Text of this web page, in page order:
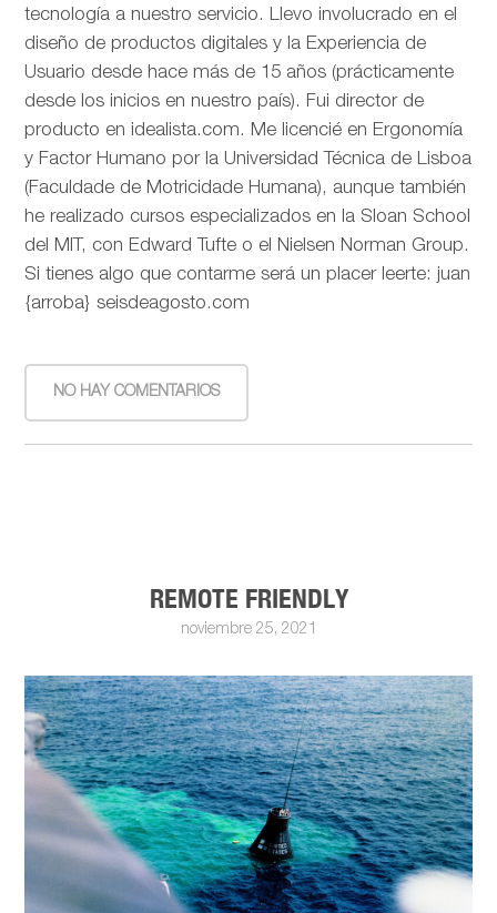
tecnología a nuestro servicio. Llevo involucrado en el
diseño de productos digitales y la Experiencia de
Usuario desde hace más de 15 años (prácticamente
desde los inicios en nuestro país). Fui director de
producto en idealista.com. Me licencié en Ergonomía
y Factor Humano por la Universidad Técnica de Lisboa
(Faculdade de Motricidade Humana), aunque también
he realizado cursos especializados en la Sloan School
del MIT, con Edward Tufte o el Nielsen Norman Group.
Si tienes algo que contarme será un placer leerte: juan
{arroba} seisdeagosto.com
NO HAY COMENTARIOS
REMOTE FRIENDLY
noviembre 25, 2021